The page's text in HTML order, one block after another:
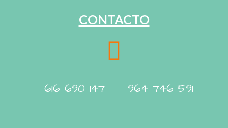
CONTACTO
616 690 147 964 746 591